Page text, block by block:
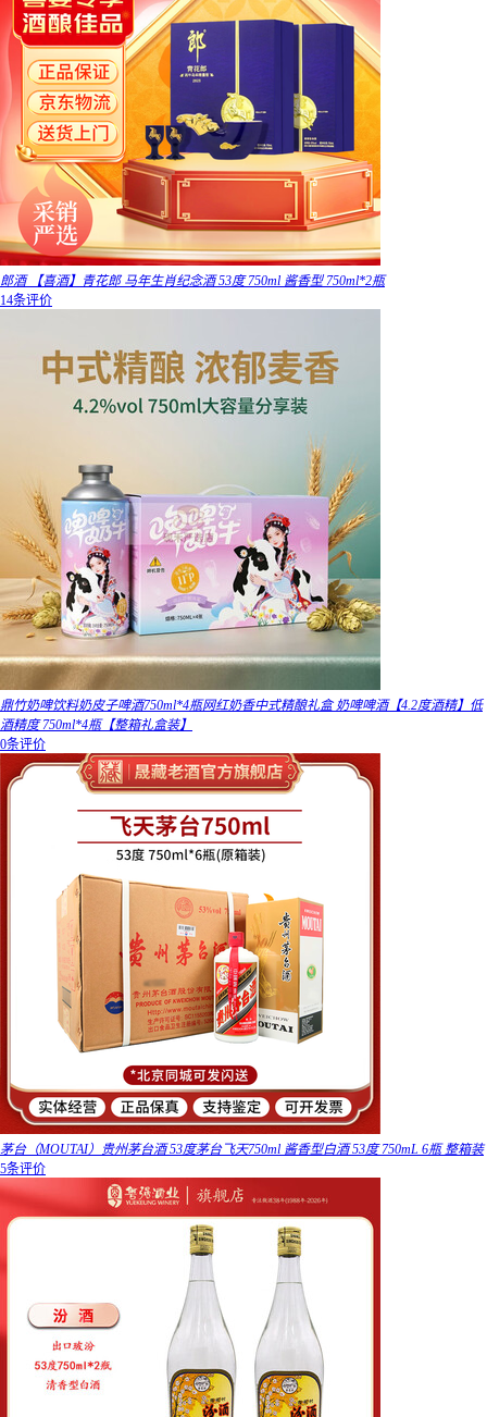
郎酒 【喜酒】青花郎 马年生肖纪念酒 53度 750ml 酱香型 750ml*2瓶
14条评价
鼎竹奶啤饮料奶皮子啤酒750ml*4瓶网红奶香中式精酿礼盒 奶啤啤酒【4.2度酒精】低
酒精度 750ml*4瓶【整箱礼盒装】
0条评价
茅台（MOUTAI）贵州茅台酒 53度茅台飞天750ml 酱香型白酒 53度 750mL 6瓶 整箱装
5条评价